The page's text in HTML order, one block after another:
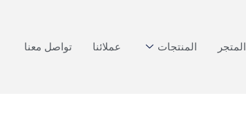
المتجر المنتجات عملائنا تواصل معنا